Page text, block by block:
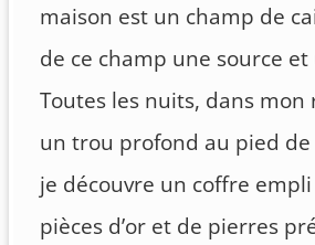
maison est un champ de
de ce champ une source
Toutes les nuits, dans mon
un trou profond au pied
je découvre un coffre
pièces d’or et de pierres